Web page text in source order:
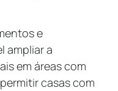
e
ampliar a
em áreas com
casas com